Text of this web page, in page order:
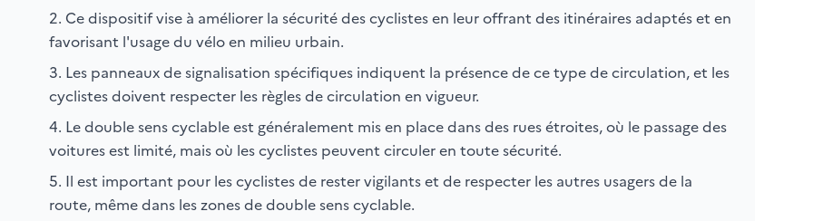
Ce dispositif vise à améliorer la sécurité des cyclistes en leur offrant des itinéraires adaptés et en
favorisant l'usage du vélo en milieu urbain.
Les panneaux de signalisation spécifiques indiquent la présence de ce type de circulation, et les
cyclistes doivent respecter les règles de circulation en vigueur.
Le double sens cyclable est généralement mis en place dans des rues étroites, où le passage des
voitures est limité, mais où les cyclistes peuvent circuler en toute sécurité.
Il est important pour les cyclistes de rester vigilants et de respecter les autres usagers de la
route, même dans les zones de double sens cyclable.